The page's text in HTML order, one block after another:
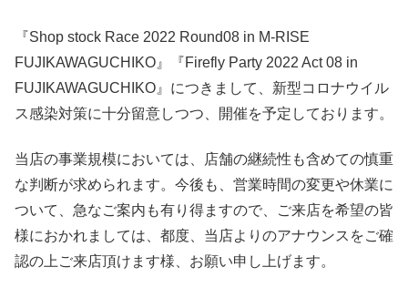
『Shop stock Race 2022 Round08 in M-RISE
FUJIKAWAGUCHIKO』『Firefly Party 2022 Act 08 in
FUJIKAWAGUCHIKO』につきまして、新型コロナウイル
ス感染対策に十分留意しつつ、開催を予定しております。
当店の事業規模においては、店舗の継続性も含めての慎重
な判断が求められます。今後も、営業時間の変更や休業に
ついて、急なご案内も有り得ますので、ご来店を希望の皆
様におかれましては、都度、当店よりのアナウンスをご確
認の上ご来店頂けます様、お願い申し上げます。